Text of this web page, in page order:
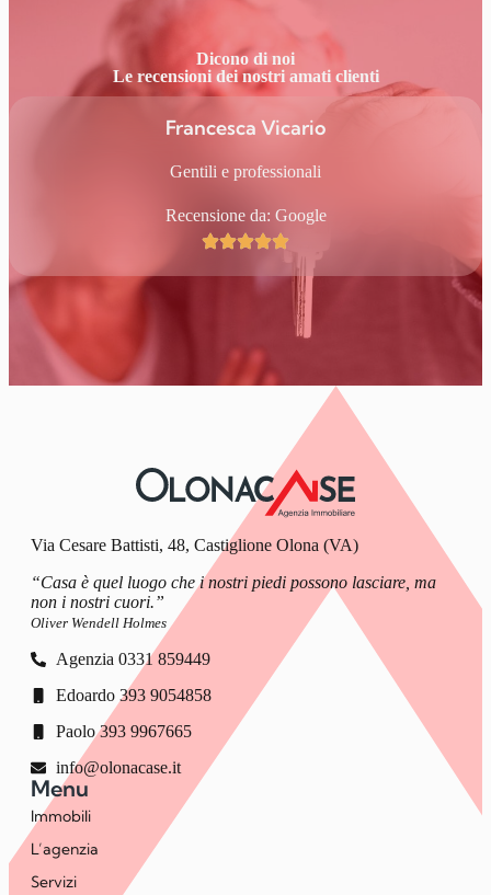
Dicono di noi
Le recensioni dei nostri amati clienti
Francesca Vicario
Gentili e professionali
Recensione da: Google
Via Cesare Battisti, 48, Castiglione Olona (VA)
“Casa è quel luogo che i nostri piedi possono lasciare, ma
non i nostri cuori.”
Oliver Wendell Holmes
Agenzia 0331 859449
Edoardo 393 9054858
Paolo 393 9967665
info@olonacase.it
Menu
Immobili
L’agenzia
Servizi